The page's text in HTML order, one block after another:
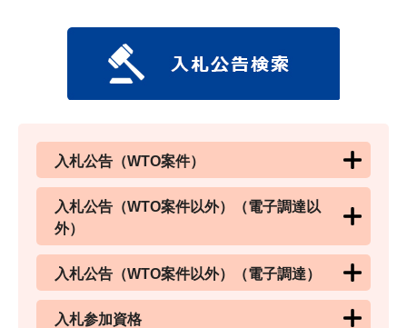
入札公告（WTO案件）
入札公告（WTO案件以外）（電子調達以
外）
入札公告（WTO案件以外）（電子調達）
入札参加資格